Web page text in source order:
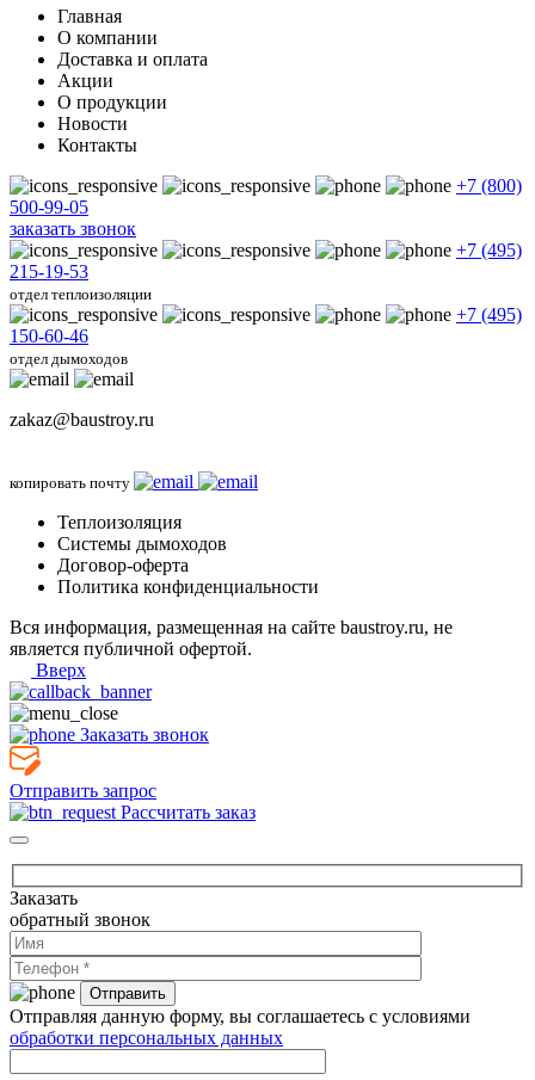
Главная
О компании
Доставка и оплата
Акции
О продукции
Новости
Контакты
+7 (800)
500-99-05
заказать звонок
+7 (495)
215-19-53
отдел теплоизоляции
+7 (495)
150-60-46
отдел дымоходов
zakaz@baustroy.ru
копировать почту
Теплоизоляция
Системы дымоходов
Договор-оферта
Политика конфиденциальности
Вся информация, размещенная на сайте baustroy.ru, не
является публичной офертой.
Вверх
Заказать звонок
Отправить запрос
Рассчитать заказ
Заказать
обратный звонок
Отправляя данную форму, вы соглашаетесь с условиями
обработки персональных данных